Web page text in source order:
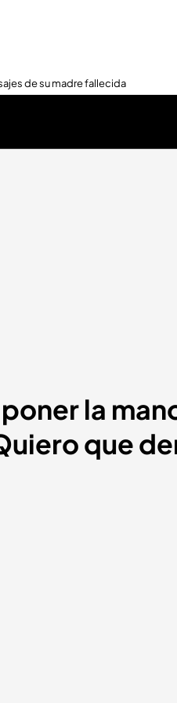
de su madre fallecida
la
que